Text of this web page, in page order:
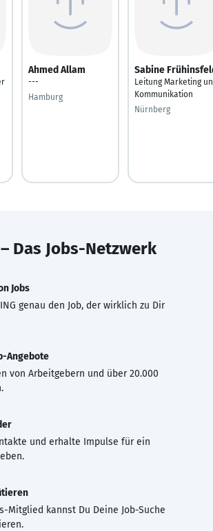
Ahmed Allam
---
Hamburg
Sabine
Leitung Marketing
Kommunikation
Nürnberg
– Das Jobs-Netzwerk
Jobs
genau den Job, der wirklich zu Dir
Angebote
von Arbeitgebern und über 20.000
und erhalte Impulse für ein
Mitglied kannst Du Deine Job-Suche